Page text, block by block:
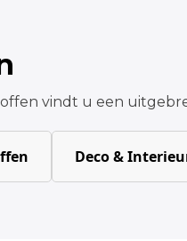
vindt u een
Deco &